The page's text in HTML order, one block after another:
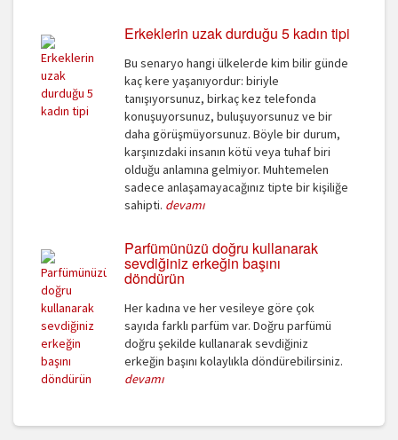
Erkeklerin uzak durduğu 5 kadın tipi
Bu senaryo hangi ülkelerde kim bilir günde
kaç kere yaşanıyordur: biriyle
tanışıyorsunuz, birkaç kez telefonda
konuşuyorsunuz, buluşuyorsunuz ve bir
daha görüşmüyorsunuz. Böyle bir durum,
karşınızdaki insanın kötü veya tuhaf biri
olduğu anlamına gelmiyor. Muhtemelen
sadece anlaşamayacağınız tipte bir kişiliğe
sahipti. devamı
Parfümünüzü doğru kullanarak
sevdiğiniz erkeğin başını
döndürün
Her kadına ve her vesileye göre çok
sayıda farklı parfüm var. Doğru parfümü
doğru şekilde kullanarak sevdiğiniz
erkeğin başını kolaylıkla döndürebilirsiniz.
devamı